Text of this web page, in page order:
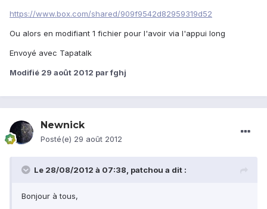
https://www.box.com/shared/909f9542d82959319d52
Ou alors en modifiant 1 fichier pour l'avoir via l'appui long
Envoyé avec Tapatalk
Modifié 29 août 2012 par fghj
Newnick
Posté(e) 29 août 2012
Le 28/08/2012 à 07:38, patchou a dit :
Bonjour à tous,